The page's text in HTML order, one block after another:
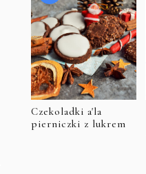
Czekoladki a'la
pierniczki z lukrem